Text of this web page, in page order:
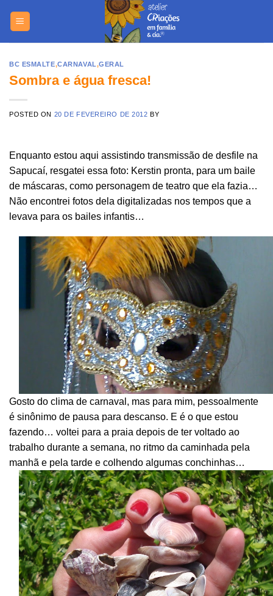
BC ESMALTE,CARNAVAL,GERAL
Sombra e água fresca!
POSTED ON 20 DE FEVEREIRO DE 2012 BY
Enquanto estou aqui assistindo transmissão de desfile na
Sapucaí, resgatei essa foto: Kerstin pronta, para um baile
de máscaras, como personagem de teatro que ela fazia…
Não encontrei fotos dela digitalizadas nos tempos que a
levava para os bailes infantis…
Gosto do clima de carnaval, mas para mim, pessoalmente
é sinônimo de pausa para descanso. E é o que estou
fazendo… voltei para a praia depois de ter voltado ao
trabalho durante a semana, no ritmo da caminhada pela
manhã e pela tarde e colhendo algumas conchinhas…